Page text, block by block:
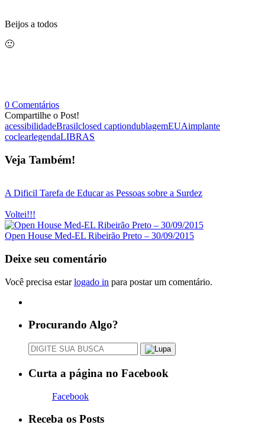
Beijos a todos
🙂
0 Comentários
Compartilhe o Post!
acessibilidadeBrasilclosed captiondublagemEUAimplante
coclearlegendaLIBRAS
Veja Também!
A Dificil Tarefa de Educar as Pessoas sobre a Surdez
Voltei!!!
Open House Med-EL Ribeirão Preto – 30/09/2015
Deixe seu comentário
Você precisa estarlogado in para postar um comentário.
Procurando Algo?
Curta a página no Facebook
Facebook
Receba os Posts